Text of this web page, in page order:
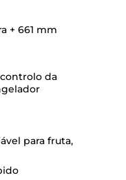
+ 661 mm
da
para fruta,